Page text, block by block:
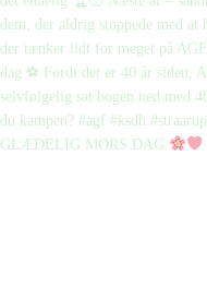
GLÆDELIG MORS DAG